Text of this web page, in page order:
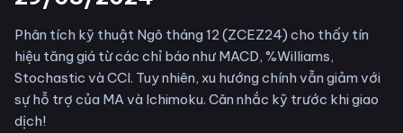
Phân tích kỹ thuật Ngô tháng 12 (ZCEZ24) cho thấy tín
hiệu tăng giá từ các chỉ báo như MACD, %Williams,
Stochastic và CCI. Tuy nhiên, xu hướng chính vẫn giảm với
sự hỗ trợ của MA và Ichimoku. Cân nhắc kỹ trước khi giao
dịch!